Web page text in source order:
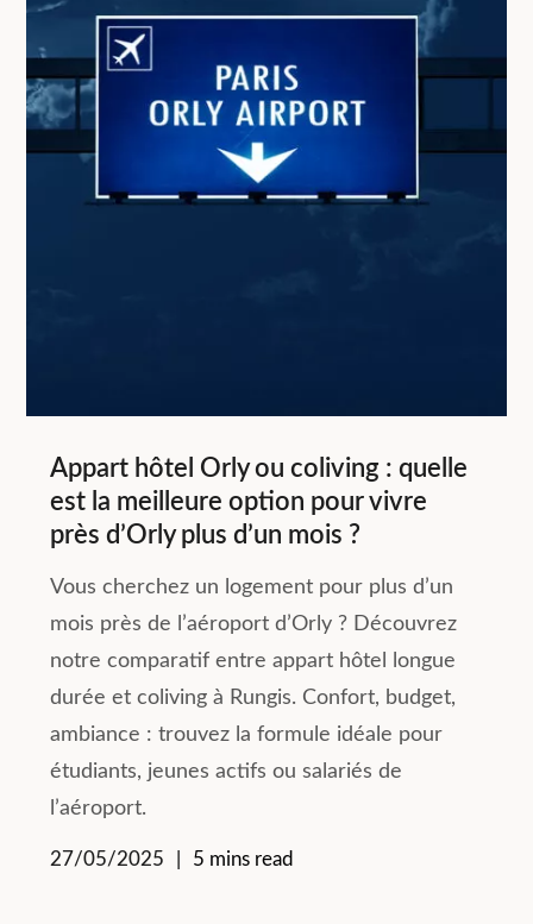
Appart hôtel Orly ou coliving : quelle
est la meilleure option pour vivre
près d’Orly plus d’un mois ?
Vous cherchez un logement pour plus d’un
mois près de l’aéroport d’Orly ? Découvrez
notre comparatif entre appart hôtel longue
durée et coliving à Rungis. Confort, budget,
ambiance : trouvez la formule idéale pour
étudiants, jeunes actifs ou salariés de
l’aéroport.
27/05/2025 5 mins read